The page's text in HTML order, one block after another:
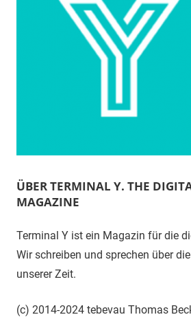
ÜBER TERMINAL Y. THE
MAGAZINE
Terminal Y ist ein Magazin für die
Wir schreiben und sprechen über
unserer Zeit.
(c) 2014-2024 tebevau Thomas